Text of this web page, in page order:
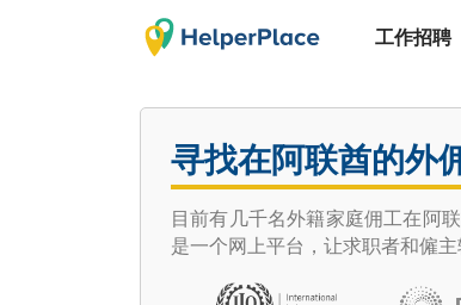
工作招聘
寻找在阿联酋的外
目前有几千名外籍家庭佣工在阿
是一个网上平台，让求职者和僱